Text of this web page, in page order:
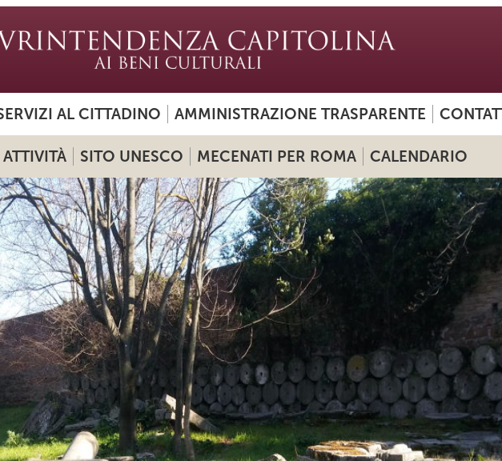
AL CITTADINO AMMINISTRAZIONE TRASPARENTE
ATTIVITÀ SITO UNESCO MECENATI PER ROMA CALENDARIO